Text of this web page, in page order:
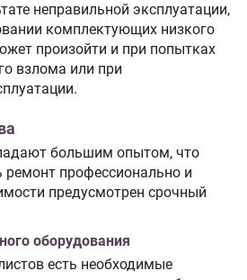
неправильной эксплуатации,
комплектующих низкого
произойти и при попытках
взлома или при
большим опытом, что
ремонт профессионально и
предусмотрен срочный
оборудования
есть необходимые